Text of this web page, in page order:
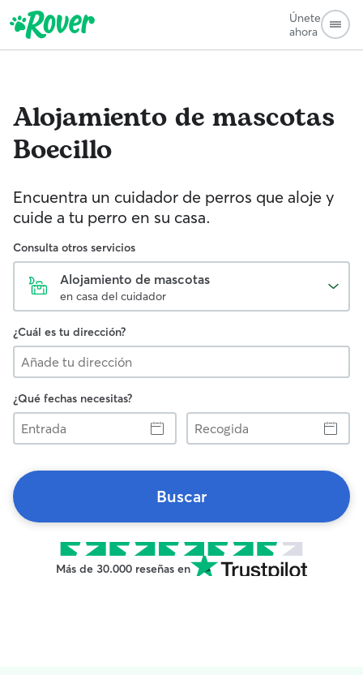
Únete
ahora
Alojamiento de mascotas
Boecillo
Encuentra un cuidador de perros que aloje y
cuide a tu perro en su casa.
Consulta otros servicios
Alojamiento de mascotas
en casa del cuidador
¿Cuál es tu dirección?
¿Qué fechas necesitas?
Entrada
Recogida
Buscar
Más de 30.000 reseñas en